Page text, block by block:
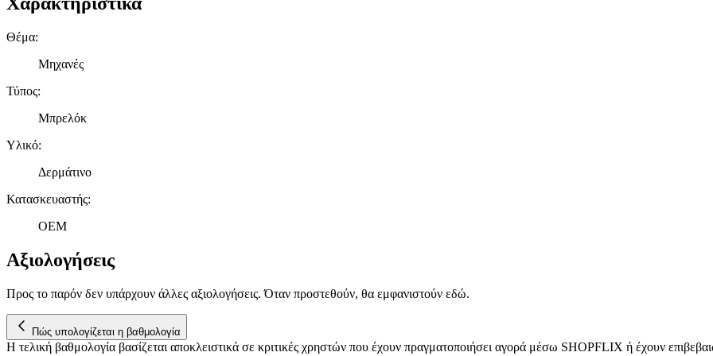
Θέμα:
Μηχανές
Τύπος:
Μπρελόκ
Υλικό:
Δερμάτινο
Κατασκευαστής:
OEM
Αξιολογήσεις
Προς το παρόν δεν υπάρχουν άλλες αξιολογήσεις. Όταν προστεθούν, θα εμφανιστούν εδώ.
Πώς υπολογίζεται η βαθμολογία
Η τελική βαθμολογία βασίζεται αποκλειστικά σε κριτικές χρηστών που έχουν πραγματοποιήσει αγορά μέσω SHOPFLIX ή έχουν